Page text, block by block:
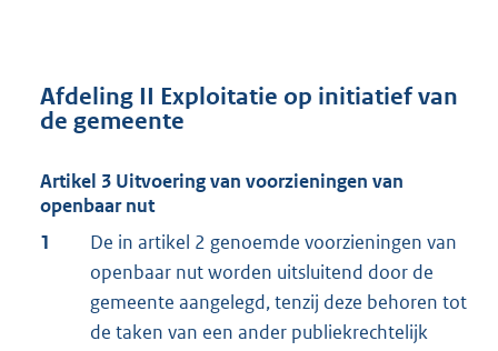
Afdeling II Exploitatie op initiatief van
de gemeente
Artikel 3 Uitvoering van voorzieningen van
openbaar nut
1
De in artikel 2 genoemde voorzieningen van
openbaar nut worden uitsluitend door de
gemeente aangelegd, tenzij deze behoren tot
de taken van een ander publiekrechtelijk